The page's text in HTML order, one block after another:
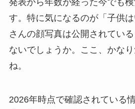
発表から年数が経った今でも
す。特に気になるのが「子供
さんの顔写真は公開されてい
ないでしょうか。ここ、かな
ね。
2026年時点で確認されている